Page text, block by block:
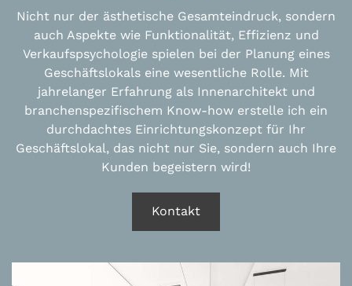
Nicht nur der ästhetische Gesamteindruck, sondern
auch Aspekte wie Funktionalität, Effizienz und
Verkaufspsychologie spielen bei der Planung eines
Geschäftslokals eine wesentliche Rolle. Mit
jahrelanger Erfahrung als Innenarchitekt und
branchenspezifischem Know-how erstelle ich ein
durchdachtes Einrichtungskonzept für Ihr
Geschäftslokal, das nicht nur Sie, sondern auch Ihre
Kunden begeistern wird!
Kontakt